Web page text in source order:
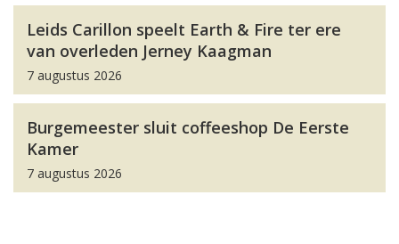
Leids Carillon speelt Earth & Fire ter ere
van overleden Jerney Kaagman
7 augustus 2026
Burgemeester sluit coffeeshop De Eerste
Kamer
7 augustus 2026